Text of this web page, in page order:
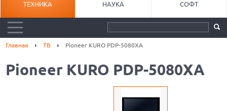
ТЕХНИКА НАУКА СОФТ
Главная ТВ Pioneer KURO PDP-5080XA
Pioneer KURO PDP-5080XA